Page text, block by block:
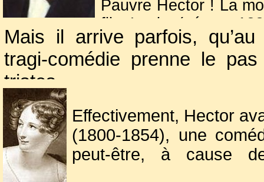
Pauvre Hector ! La
fils Louis (né en
acerbes à son
chutes
parisien de la rue
trois jours plus tard en
Effectivement, Hector
(1800-1854), une
peut-être, à cause
Mais il arrive parfois,
tragi-comédie prenne le
tristes.
En arrivant à l’entrée de la
du corbillard s’emballèrent,
qui est normal, mais seul,
cimetière ! Certes